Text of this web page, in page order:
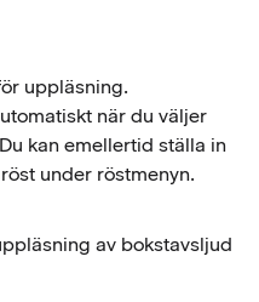
uppläsning.
när du väljer
kan emellertid ställa in
under röstmenyn.
av bokstavsljud